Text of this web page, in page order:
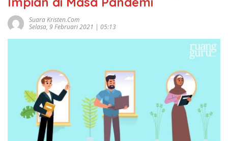
Suara Kristen.com
Selasa, 9 Februari 2021 | 05:13